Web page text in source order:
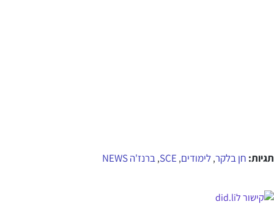
תגיות: חן בלקר,לימודים,
SCE
,ברנז'ה NEWS